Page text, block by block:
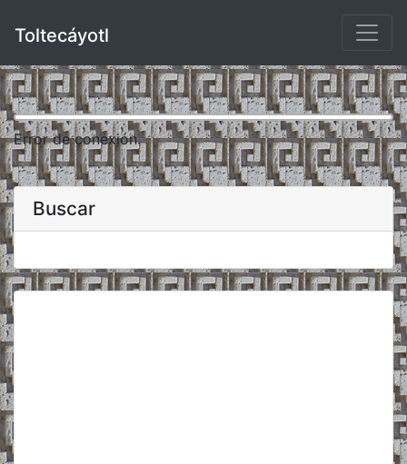
Toltecáyotl
Error de conexión.
Buscar